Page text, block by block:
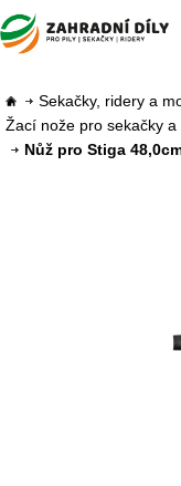
Sekačky, ridery a
Žací nože pro sekačky a
Nůž pro Stiga